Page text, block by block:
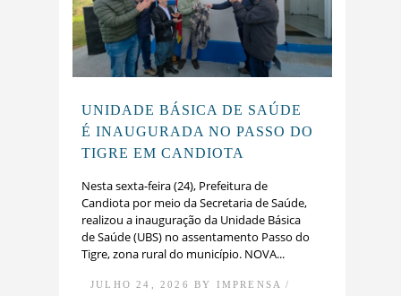
UNIDADE BÁSICA DE SAÚDE
É INAUGURADA NO PASSO DO
TIGRE EM CANDIOTA
Nesta sexta-feira (24), Prefeitura de
Candiota por meio da Secretaria de Saúde,
realizou a inauguração da Unidade Básica
de Saúde (UBS) no assentamento Passo do
Tigre, zona rural do município. NOVA...
JULHO 24, 2026 BY IMPRENSA /